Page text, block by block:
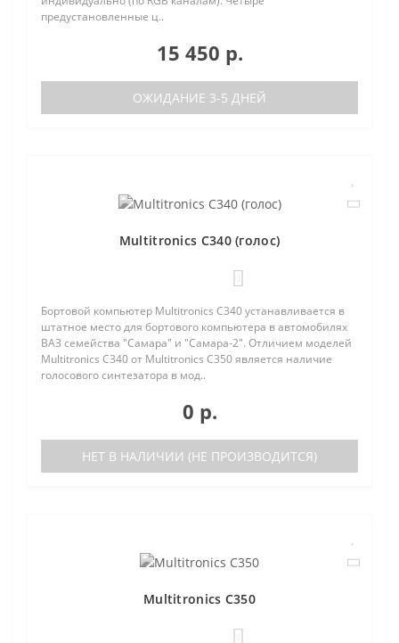
предустановленные ц..
15 450 р.
ОЖИДАНИЕ 3-5 ДНЕЙ
Multitronics C340 (голос)
Бортовой компьютер Multitronics C340 устанавливается в
штатное место для бортового компьютера в автомобилях
ВАЗ семейства "Самара" и "Самара-2". Отличием моделей
Multitronics C340 от Multitronics C350 является наличие
голосового синтезатора в мод..
0 р.
НЕТ В НАЛИЧИИ (НЕ ПРОИЗВОДИТСЯ)
Multitronics C350